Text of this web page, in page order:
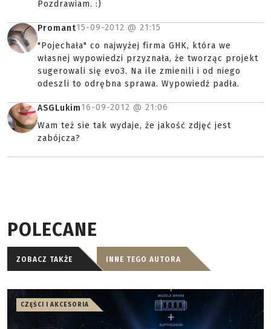
Pozdrawiam. :)
Promant15-09-2012 @ 21:15
"Pojechała" co najwyżej firma GHK, która we
własnej wypowiedzi przyznała, że tworząc projekt
sugerowali się evo3. Na ile zmienili i od niego
odeszli to odrębna sprawa. Wypowiedź padła.
ASGLukim16-09-2012 @ 21:06
Wam też sie tak wydaje, że jakość zdjęć jest
zabójcza?
POLECANE
ZOBACZ TAKŻE INNE TEGO AUTORA
CZĘŚCI I AKCESORIA